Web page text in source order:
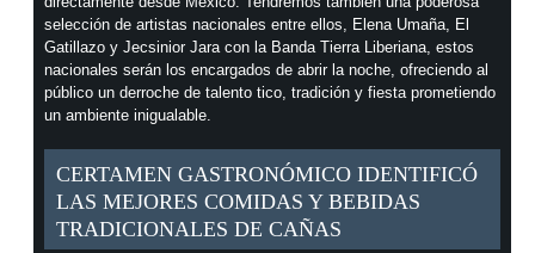
selección de artistas nacionales entre ellos, Elena Umaña, El
Gatillazo y Jecsinior Jara con la Banda Tierra Liberiana, estos
nacionales serán los encargados de abrir la noche, ofreciendo al
público un derroche de talento tico, tradición y fiesta prometiendo
un ambiente inigualable.
CERTAMEN GASTRONÓMICO IDENTIFICÓ
LAS MEJORES COMIDAS Y BEBIDAS
TRADICIONALES DE CAÑAS